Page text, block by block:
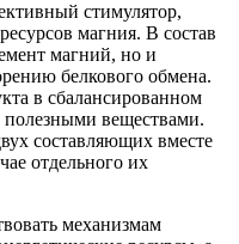
стимулятор,
магния. В состав
магний, но и
белкового обмена.
в сбалансированном
полезными веществами.
составляющих вместе
отдельного их
механизмам